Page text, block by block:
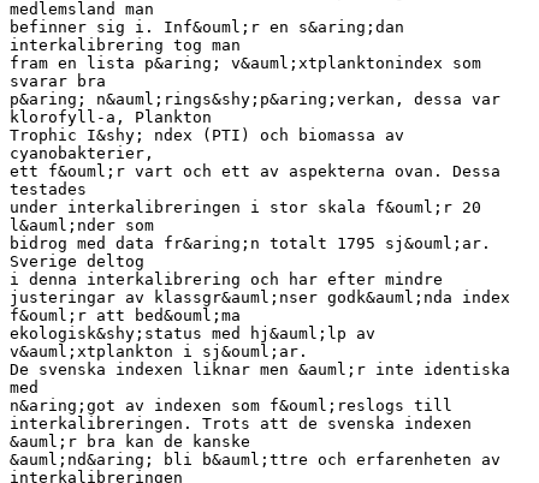
medlemsland man
befinner sig i. Inf&ouml;r en s&aring;dan
interkalibrering tog man
fram en lista p&aring; v&auml;xtplanktonindex som
svarar bra
p&aring; n&auml;rings&shy;p&aring;verkan, dessa var
klorofyll-a, Plankton
Trophic I&shy; ndex (PTI) och biomassa av
cyanobakterier,
ett f&ouml;r vart och ett av aspekterna ovan. Dessa
testades
under interkalibreringen i stor skala f&ouml;r 20
l&auml;nder som
bidrog med data fr&aring;n totalt 1795 sj&ouml;ar.
Sverige deltog
i denna interkalibrering och har efter mindre
justeringar av klassgr&auml;nser godk&auml;nda index
f&ouml;r att bed&ouml;ma
ekologisk&shy;status med hj&auml;lp av
v&auml;xtplankton i sj&ouml;ar.
De svenska indexen liknar men &auml;r inte identiska
med
n&aring;got av indexen som f&ouml;reslogs till
interkalibreringen. Trots att de svenska indexen
&auml;r bra kan de kanske
&auml;nd&aring; bli b&auml;ttre och erfarenheten av
interkalibreringen